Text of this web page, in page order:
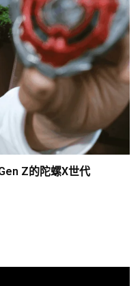
Z的陀螺X世代